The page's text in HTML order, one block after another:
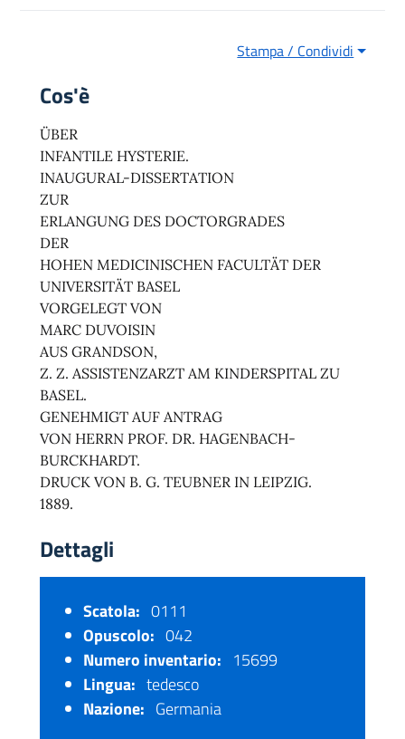
Stampa / Condividi
Cos'è
ÜBER
INFANTILE HYSTERIE.
INAUGURAL-DISSERTATION
ZUR
ERLANGUNG DES DOCTORGRADES
DER
HOHEN MEDICINISCHEN FACULTÄT DER
UNIVERSITÄT BASEL
VORGELEGT VON
MARC DUVOISIN
AUS GRANDSON,
Z. Z. ASSISTENZARZT AM KINDERSPITAL ZU
BASEL.
GENEHMIGT AUF ANTRAG
VON HERRN PROF. DR. HAGENBACH-
BURCKHARDT.
DRUCK VON B. G. TEUBNER IN LEIPZIG.
1889.
Dettagli
Scatola: 0111
Opuscolo: 042
Numero inventario: 15699
Lingua: tedesco
Nazione: Germania